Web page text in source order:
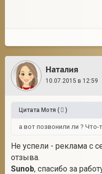
Наталия
10.07.2015 в 12:59
Цитата Мотя ( )
а вот позвонили ли ? Что-
Не успели - реклама с
отзыва.
Sunob, спасибо за